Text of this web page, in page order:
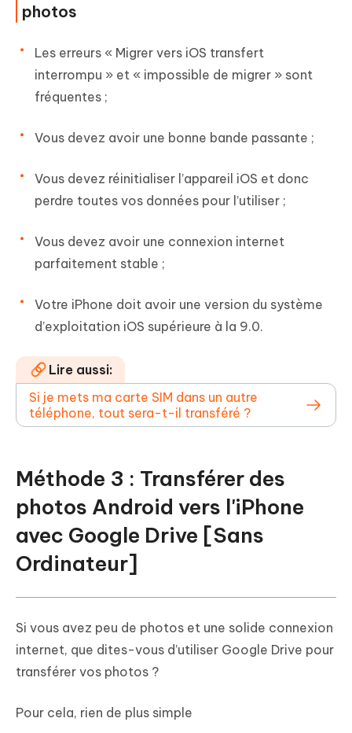
photos
Les erreurs « Migrer vers iOS transfert
interrompu » et « impossible de migrer » sont
fréquentes ;
Vous devez avoir une bonne bande passante ;
Vous devez réinitialiser l’appareil iOS et donc
perdre toutes vos données pour l’utiliser ;
Vous devez avoir une connexion internet
parfaitement stable ;
Votre iPhone doit avoir une version du système
d’exploitation iOS supérieure à la 9.0.
Lire aussi:
Si je mets ma carte SIM dans un autre
téléphone, tout sera-t-il transféré ?
Méthode 3 : Transférer des
photos Android vers l'iPhone
avec Google Drive [Sans
Ordinateur]
Si vous avez peu de photos et une solide connexion
internet, que dites-vous d’utiliser Google Drive pour
transférer vos photos ?
Pour cela, rien de plus simple